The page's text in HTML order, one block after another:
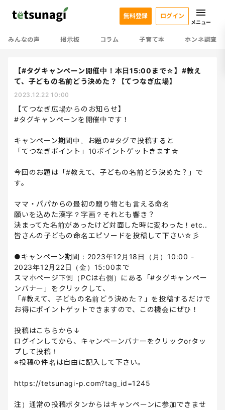
みんなの声 掲示板 コラム 子育て本 ホンネ調査
無料登録 ログイン
メニュー
【#タグキャンペーン開催中！本日15:00まで☆】#教え
て、子どもの名前どう決めた？【てつなぎ広場】
2023.12.22 10:00
【てつなぎ広場からのお知らせ】
#タグキャンペーンを開催中です！
キャンペーン期間中、お題の#タグで投稿すると
「てつなぎポイント」10ポイントゲットきます☆
今回のお題は「#教えて、子どもの名前どう決めた？」で
す。
ママ・パパからの最初の贈り物とも言える命名
願いを込めた漢字？字画？それとも響き？
決まってた名前があったけど対面した時に変わった！etc..
皆さんの子どもの命名エピソードを投稿して下さい☆彡
●キャンペーン期間：2023年12月18日（月）10:00 -
2023年12月22日（金）15:00まで
スマホページ下側（PCは右側）にある「#タグキャンペー
ンバナー」をクリックして、
「#教えて、子どもの名前どう決めた？」を投稿するだけで
お得にポイントゲットできますので、この機会にぜひ！
投稿はこちらから↓
ログインしてから、キャンペーンバナーをクリックorタッ
プして投稿！
※投稿の件名は自由に記入して下さい。
https://tetsunagi-p.com?tag_id=1245
注）通常の投稿ボタンからはキャンペーンに参加できませ